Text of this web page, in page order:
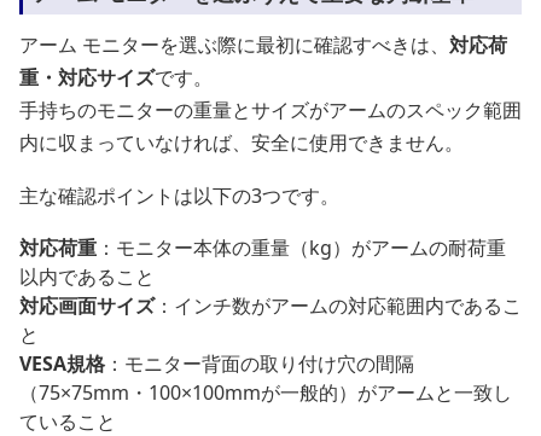
アーム モニターを選ぶ際に最初に確認すべきは、 対応荷
重・対応サイズです。
手持ちのモニターの重量とサイズがアームのスペック範囲
内に収まっていなければ、安全に使用できません。
主な確認ポイントは以下の3つです。
対応荷重 ：モニター本体の重量（kg）がアームの耐荷重
以内であること
対応画面サイズ：インチ数がアームの対応範囲内であるこ
と
VESA規格 ：モニター背面の取り付け穴の間隔
（75×75mm・100×100mmが一般的）がアームと一致し
ていること